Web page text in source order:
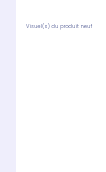
Visuel(s) du produit neuf